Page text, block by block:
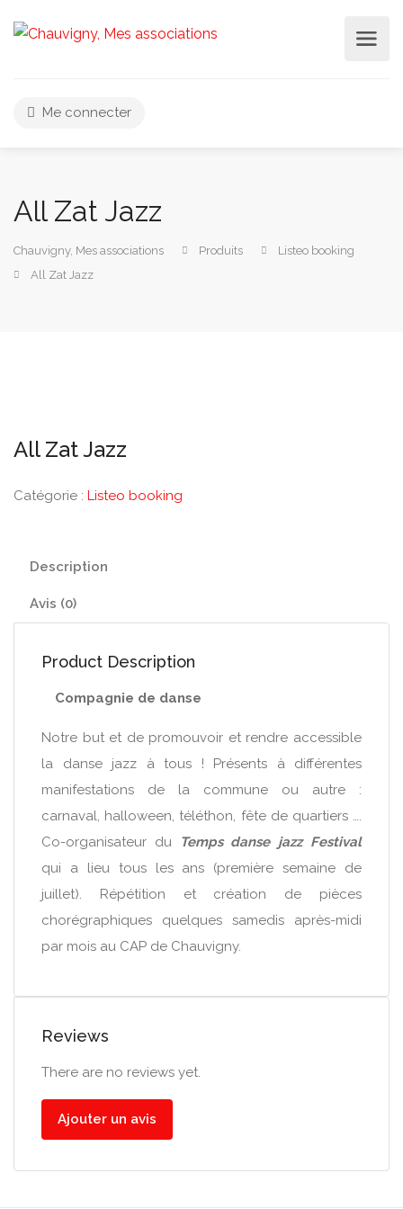
Me connecter
All Zat Jazz
Chauvigny, Mes associations Produits
Listeo booking
All Zat Jazz
All Zat Jazz
Catégorie : Listeo booking
Description
Avis (0)
Product Description
Compagnie de danse
Notre but et de promouvoir et rendre accessible
la danse jazz à tous ! Présents à différentes
manifestations de la commune ou autre :
carnaval, halloween, téléthon, fête de quartiers ….
Co-organisateur du
Temps danse jazz Festival
qui a lieu tous les ans (première semaine de
juillet). Répétition et création de pièces
chorégraphiques quelques samedis après-midi
par mois au CAP de Chauvigny.
Reviews
There are no reviews yet.
Ajouter un avis